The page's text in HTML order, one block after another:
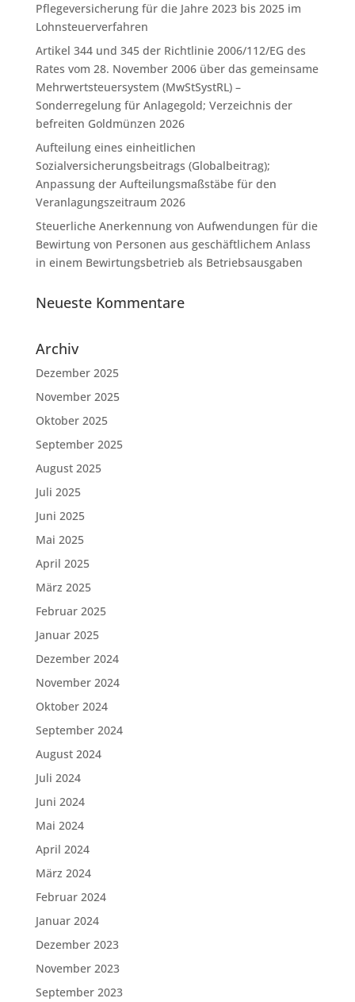
Pflegeversicherung für die Jahre 2023 bis 2025 im
Lohnsteuerverfahren
Artikel 344 und 345 der Richtlinie 2006/112/EG des
Rates vom 28. November 2006 über das gemeinsame
Mehrwertsteuersystem (MwStSystRL) –
Sonderregelung für Anlagegold; Verzeichnis der
befreiten Goldmünzen 2026
Aufteilung eines einheitlichen
Sozialversicherungsbeitrags (Globalbeitrag);
Anpassung der Aufteilungsmaßstäbe für den
Veranlagungszeitraum 2026
Steuerliche Anerkennung von Aufwendungen für die
Bewirtung von Personen aus geschäftlichem Anlass
in einem Bewirtungsbetrieb als Betriebsausgaben
Neueste Kommentare
Archiv
Dezember 2025
November 2025
Oktober 2025
September 2025
August 2025
Juli 2025
Juni 2025
Mai 2025
April 2025
März 2025
Februar 2025
Januar 2025
Dezember 2024
November 2024
Oktober 2024
September 2024
August 2024
Juli 2024
Juni 2024
Mai 2024
April 2024
März 2024
Februar 2024
Januar 2024
Dezember 2023
November 2023
September 2023